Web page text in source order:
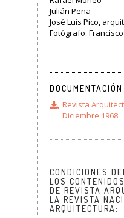
Julián Peña
José Luis Pico,
Fotógrafo:
DOCUMENTACIÓN
Revista
Diciembre 1968
CONDICIONES
LOS
DE REVISTA
LA REVISTA
ARQUITECTURA: